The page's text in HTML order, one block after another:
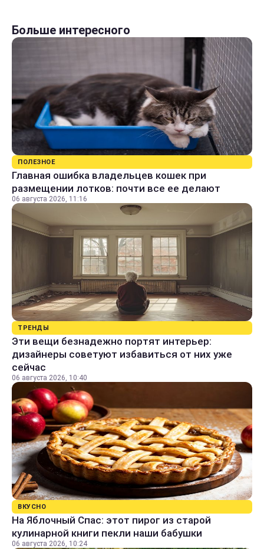
Больше интересного
ПОЛЕЗНОЕ
Главная ошибка владельцев кошек при
размещении лотков: почти все ее делают
06 августа 2026, 11:16
ТРЕНДЫ
Эти вещи безнадежно портят интерьер:
дизайнеры советуют избавиться от них уже
сейчас
06 августа 2026, 10:40
ВКУСНО
На Яблочный Спас: этот пирог из старой
кулинарной книги пекли наши бабушки
06 августа 2026, 10:24